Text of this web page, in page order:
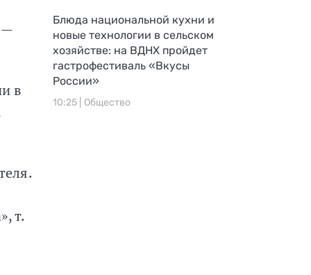
—
в
т.
Блюда национальной кухни и
новые технологии в сельском
хозяйстве: на ВДНХ пройдет
гастрофестиваль «Вкусы
России»
10:25 | Общество